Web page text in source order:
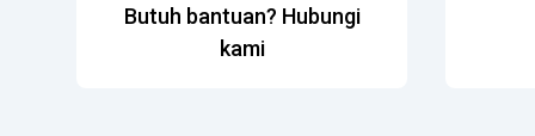
Butuh bantuan? Hubungi
kami